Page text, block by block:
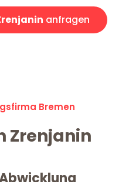
anfragen
Bremen
Zrenjanin